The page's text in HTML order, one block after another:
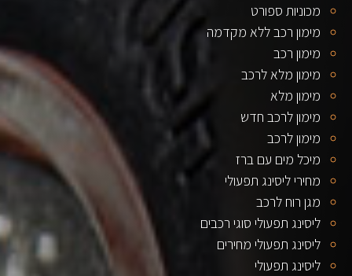
מכוניות ספורט
מימון רכב ללא מקדמה
מימון רכב
מימון מלא לרכב
מימון מלא
מימון לרכב חדש
מימון לרכב
מיכל מים עם ברז
מחירי ליסינג תפעולי
מגן רוח לרכב
ליסינג תפעולי סוגי רכבים
ליסינג תפעולי מחירים
ליסינג תפעולי